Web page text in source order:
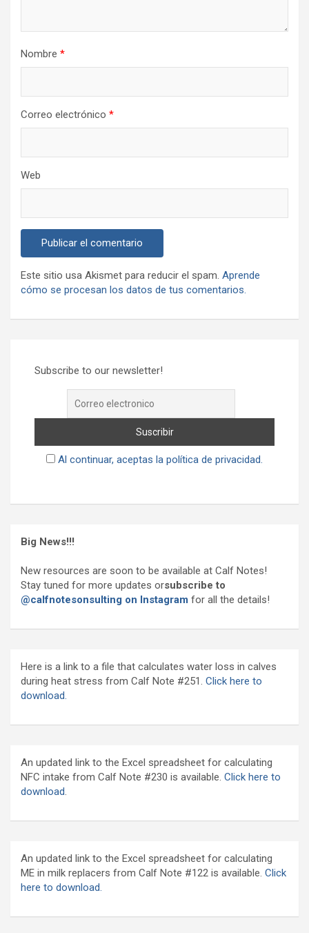
Nombre *
Correo electrónico *
Web
Este sitio usa Akismet para reducir el spam. Aprende
cómo se procesan los datos de tus comentarios.
Subscribe to our newsletter!
Al continuar, aceptas la política de privacidad.
Big News!!!
New resources are soon to be available at Calf Notes!
Stay tuned for more updates orsubscribe to
@calfnotesonsulting on Instagram for all the details!
Here is a link to a file that calculates water loss in calves
during heat stress from Calf Note #251. Click here to
download.
An updated link to the Excel spreadsheet for calculating
NFC intake from Calf Note #230 is available. Click here to
download.
An updated link to the Excel spreadsheet for calculating
ME in milk replacers from Calf Note #122 is available. Click
here to download.